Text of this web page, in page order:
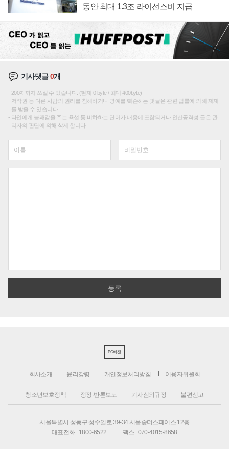
동안 최대 1.3조 라이선스비 지급
기사댓글0개
200자까지 쓰실 수 있습니다. (현재 0 byte / 최대 400byte)
저작권 등 다른 사람의 권리를 침해하거나 명예를 훼손하는 댓글은 관련 법률에 의해 제재
를 받을 수 있습니다.
타인에게 불쾌감을 주는 욕설 등 비하하는 단어가 내용에 포함되거나 인신공격성 글은 관
리자의 판단에 의해 삭제 합니다.
PC버전
회사소개 윤리강령 개인정보처리방침 이용자위원회
청소년보호정책 정정·반론보도 기사심의규정 불편신고
서울특별시 성동구 성수일로 39-34 서울숲더스페이스 12층
대표전화 : 1800-6522
팩스 : 070-4015-8658